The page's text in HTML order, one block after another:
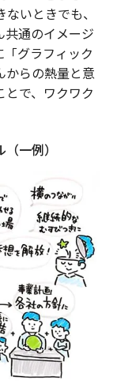
いときでも、
共通のイメージ
グラフィック
からの熱量と意
で、ワクワク
一例）